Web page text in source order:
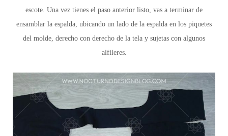
escote. Una vez tienes el paso anterior listo, vas a terminar de
ensamblar la espalda, ubicando un lado de la espalda en los piquetes
del molde, derecho con derecho de la tela y sujetas con algunos
alfileres.